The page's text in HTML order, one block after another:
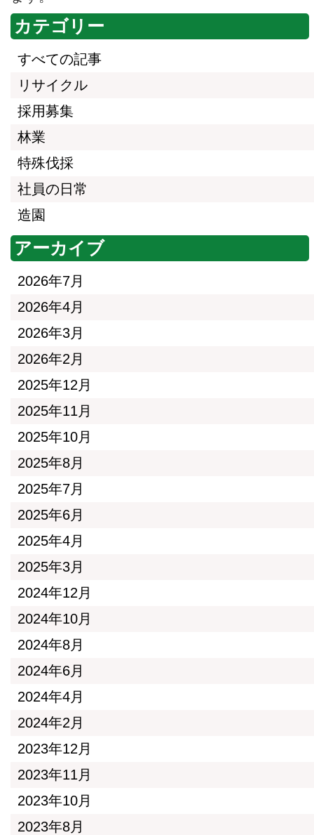
カテゴリー
すべての記事
リサイクル
採用募集
林業
特殊伐採
社員の日常
造園
アーカイブ
2026年7月
2026年4月
2026年3月
2026年2月
2025年12月
2025年11月
2025年10月
2025年8月
2025年7月
2025年6月
2025年4月
2025年3月
2024年12月
2024年10月
2024年8月
2024年6月
2024年4月
2024年2月
2023年12月
2023年11月
2023年10月
2023年8月